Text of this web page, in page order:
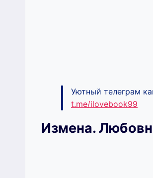
Уютный телеграм
t.me/ilovebook99
Измена.